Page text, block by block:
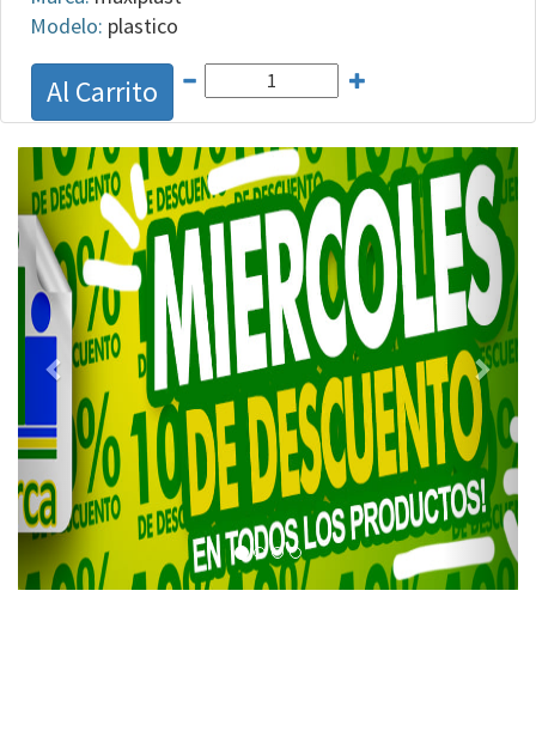
Modelo: plastico
Al Carrito